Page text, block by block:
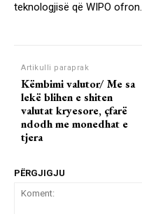
teknologjisë që WIPO ofron.
Artikulli paraprak
Këmbimi valutor/ Me sa
lekë blihen e shiten
valutat kryesore, çfarë
ndodh me monedhat e
tjera
PËRGJIGJU